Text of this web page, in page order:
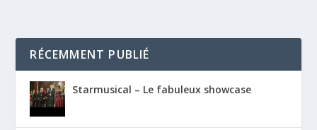
RÉCEMMENT PUBLIÉ
Starmusical – Le fabuleux showcase